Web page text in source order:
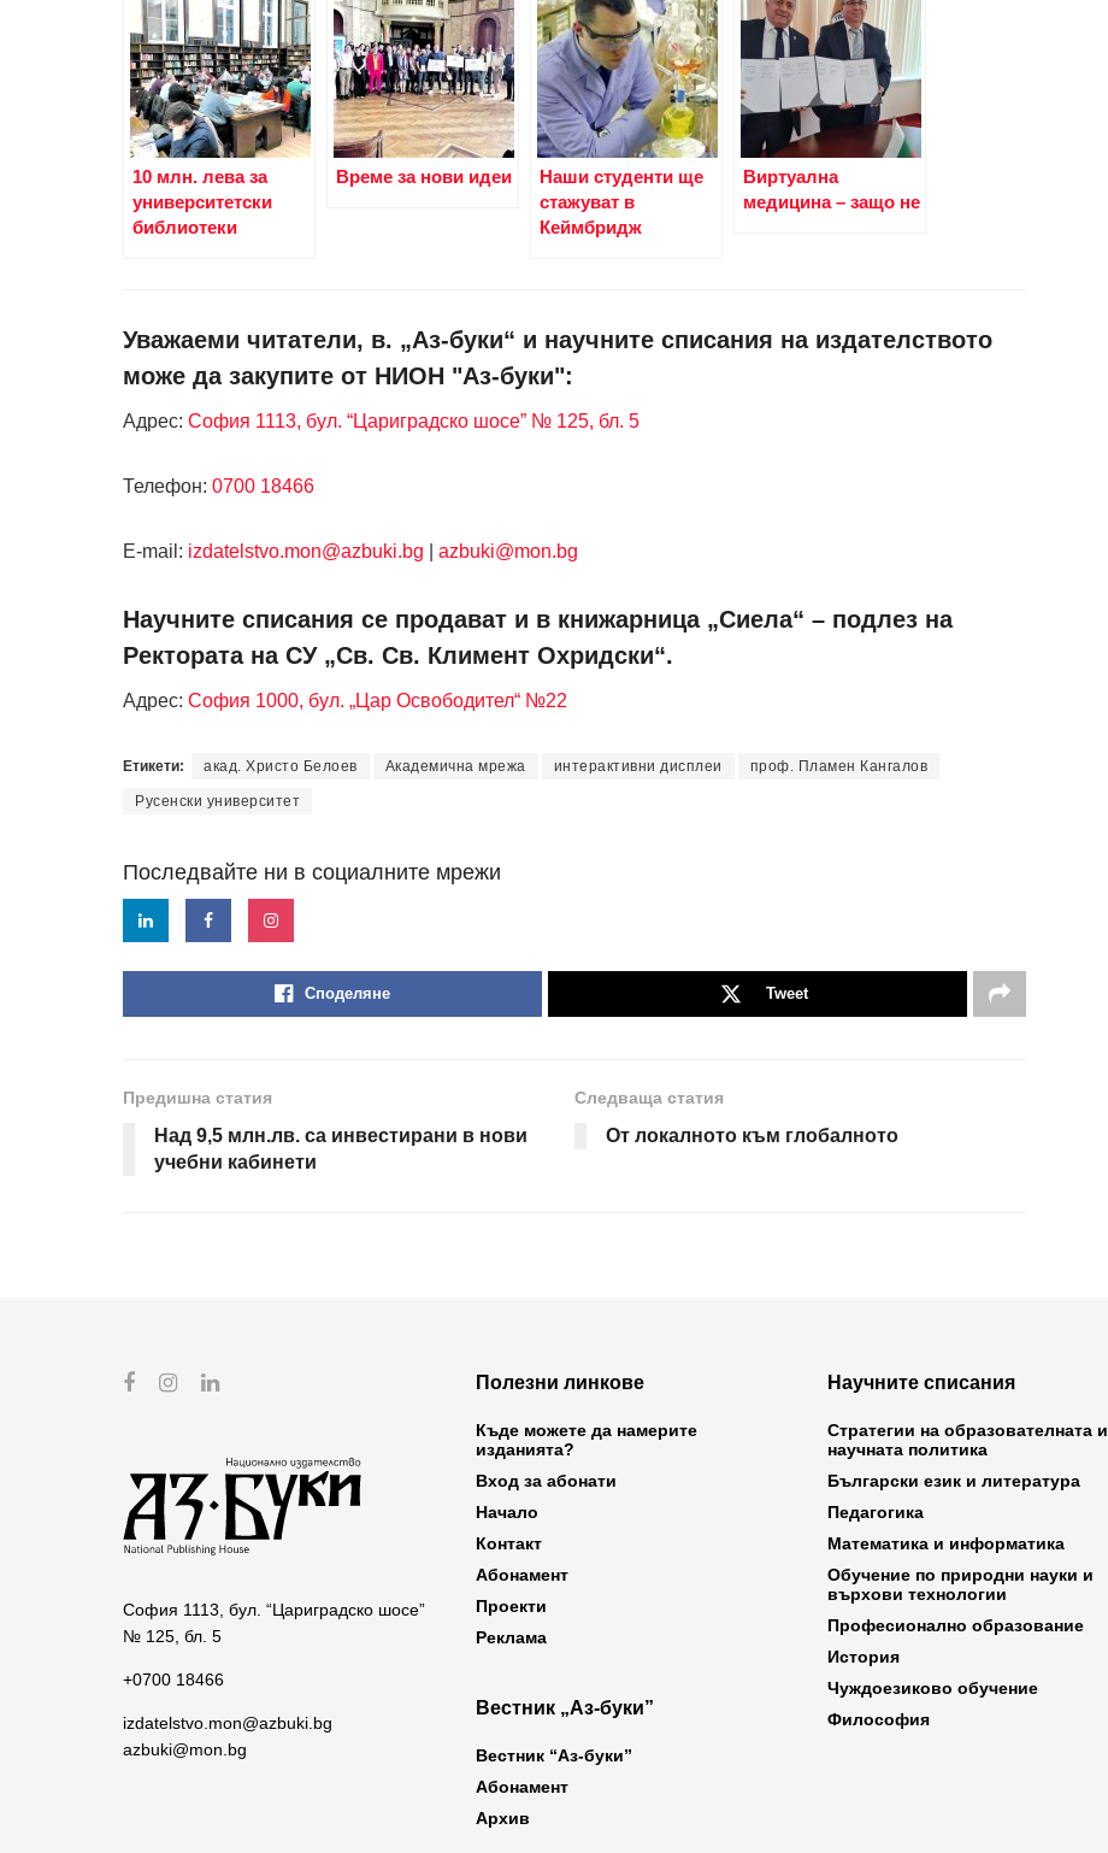
10 млн. лева за
университетски
библиотеки
Време за нови идеи
Наши студенти ще
стажуват в
Кеймбридж
Виртуална
медицина – защо не
Уважаеми читатели, в. „Аз-буки“ и научните списания на издателството
може да закупите от НИОН "Аз-буки":
Адрес: София 1113, бул. “Цариградско шосе” № 125, бл. 5
Телефон: 0700 18466
Е-mail: izdatelstvo.mon@azbuki.bg azbuki@mon.bg
Научните списания се продават и в книжарница „Сиела“ – подлез на
Ректората на СУ „Св. Св. Климент Охридски“.
Адрес: София 1000, бул. „Цар Освободител“ №22
Етикети: акад. Христо Белоев Академична мрежа интерактивни дисплеи проф. Пламен Кангалов
Русенски университет
Последвайте ни в социалните мрежи
Споделяне Tweet
Предишна статия
Над 9,5 млн.лв. са инвестирани в нови
учебни кабинети
Следваща статия
От локалното към глобалното
София 1113, бул. “Цариградско шосе”
№ 125, бл. 5
+0700 18466
izdatelstvo.mon@azbuki.bg
azbuki@mon.bg
Полезни линкове
Къде можете да намерите
изданията?
Вход за абонати
Начало
Контакт
Абонамент
Проекти
Реклама
Вестник „Аз-буки”
Вестник “Аз-буки”
Абонамент
Архив
Научните списания
Стратегии на образователната и
научната политика
Български език и литература
Педагогика
Математика и информатика
Обучение по природни науки и
върхови технологии
Професионално образование
История
Чуждоезиково обучение
Философия